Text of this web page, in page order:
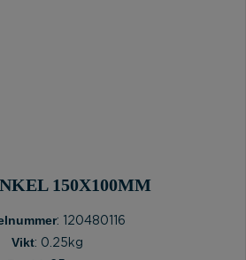
150X100MM
: 120480116
Vikt: 0.25kg